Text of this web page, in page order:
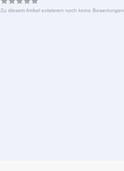
Zu diesem Artikel existieren noch keine Bewertungen